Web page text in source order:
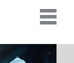
Toggle